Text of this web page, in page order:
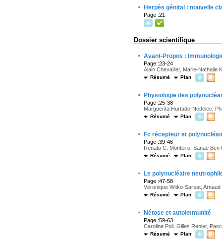
· Herpès génital : nouvelle
Page :21
Dossier scientifique
· Avant-Propos :
Page :23-24
Alain Chevailler, Marie-Nathalie
Résumé Plan
· Physiologie des
Page :25-38
Marguerita Hurtado-Nedelec,
Résumé Plan
· Fc récepteur et
Page :39-46
Renato C. Monteiro, Sanae
Résumé Plan
· Le polynucléaire
Page :47-58
Véronique Witko-Sarsat,
Résumé Plan
· Nétose et autoimmunité
Page :59-63
Caroline Poli, Gilles Renier,
Résumé Plan